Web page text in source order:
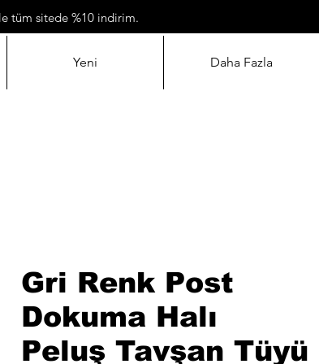
tüm sitede %10 indirim.
Yeni Daha Fazla
Gri Renk Post
Dokuma Halı
Peluş Tavşan Tüyü